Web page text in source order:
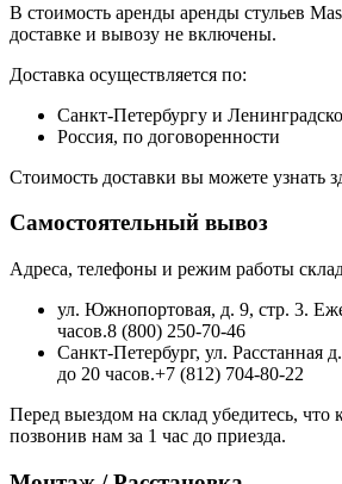
В стоимость аренды аренды стульев
доставке и вывозу не включены.
Доставка осуществляется по:
Санкт-Петербургу и
Россия, по договоренности
Стоимость доставки вы можете узнать
Самостоятельный вывоз
Адреса, телефоны и режим работы
ул. Южнопортовая, д. 9, стр. 3.
часов.8 (800) 250-70-46
Санкт-Петербург, ул. Расстанная
до 20 часов.+7 (812) 704-80-22
Перед выездом на склад убедитесь, что
позвонив нам за 1 час до приезда.